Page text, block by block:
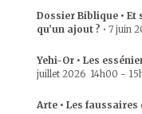
Dossier Biblique • Et
qu’un ajout ? • 7 juin
Yehi-Or • Les
juillet 2026 14h00 -
Arte • Les faussaires